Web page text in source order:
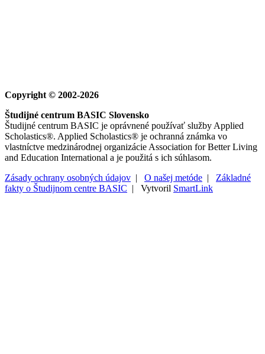
Copyright © 2002-2026
Študijné centrum BASIC Slovensko
Študijné centrum BASIC je oprávnené používať služby Applied
Scholastics®. Applied Scholastics® je ochranná známka vo
vlastníctve medzinárodnej organizácie Association for Better Living
and Education International a je použitá s ich súhlasom.
Zásady ochrany osobných údajov | O našej metóde | Základné
fakty o Študijnom centre BASIC | Vytvoril SmartLink